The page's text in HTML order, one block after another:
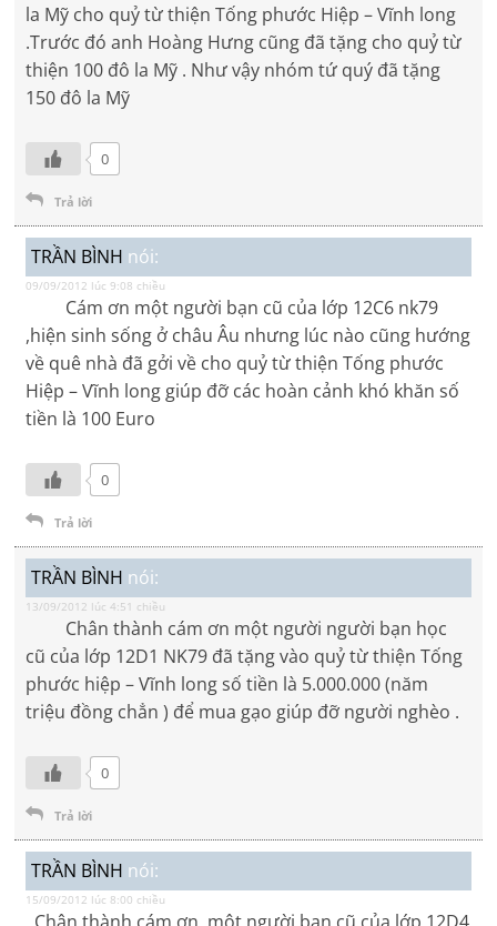
la Mỹ cho quỷ từ thiện Tống phước Hiệp – Vĩnh long
.Trước đó anh Hoàng Hưng cũng đã tặng cho quỷ từ
thiện 100 đô la Mỹ . Như vậy nhóm tứ quý đã tặng
150 đô la Mỹ
0
Trả lời
TRẦN BÌNH nói:
09/09/2012 lúc 9:08 chiều
Cám ơn một người bạn cũ của lớp 12C6 nk79
,hiện sinh sống ở châu Âu nhưng lúc nào cũng hướng
về quê nhà đã gởi về cho quỷ từ thiện Tống phước
Hiệp – Vĩnh long giúp đỡ các hoàn cảnh khó khăn số
tiền là 100 Euro
0
Trả lời
TRẦN BÌNH nói:
13/09/2012 lúc 4:51 chiều
Chân thành cám ơn một người người bạn học
cũ của lớp 12D1 NK79 đã tặng vào quỷ từ thiện Tống
phước hiệp – Vĩnh long số tiền là 5.000.000 (năm
triệu đồng chẳn ) để mua gạo giúp đỡ người nghèo .
0
Trả lời
TRẦN BÌNH nói:
15/09/2012 lúc 8:00 chiều
Chân thành cám ơn một người bạn cũ của lớp 12D4